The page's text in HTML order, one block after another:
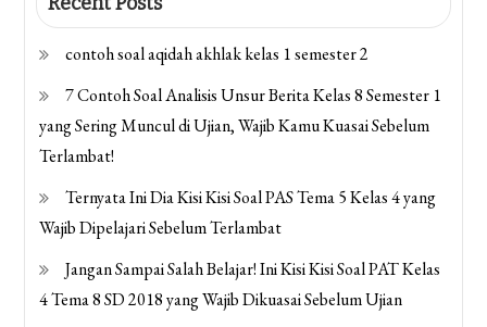
contoh soal aqidah akhlak kelas 1 semester 2
7 Contoh Soal Analisis Unsur Berita Kelas 8 Semester 1
yang Sering Muncul di Ujian, Wajib Kamu Kuasai Sebelum
Terlambat!
Ternyata Ini Dia Kisi Kisi Soal PAS Tema 5 Kelas 4 yang
Wajib Dipelajari Sebelum Terlambat
Jangan Sampai Salah Belajar! Ini Kisi Kisi Soal PAT Kelas
4 Tema 8 SD 2018 yang Wajib Dikuasai Sebelum Ujian